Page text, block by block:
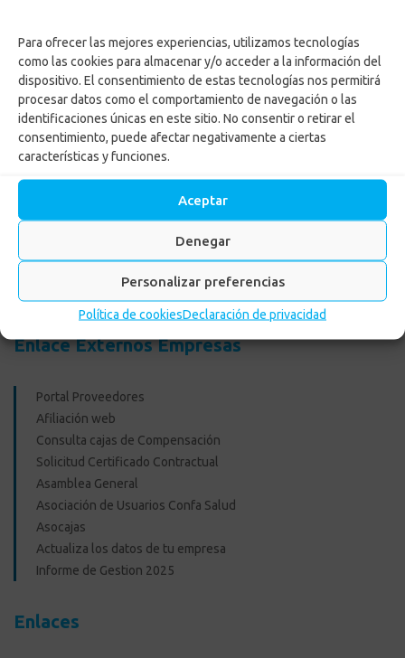
Para ofrecer las mejores experiencias, utilizamos tecnologías
como las cookies para almacenar y/o acceder a la información del
dispositivo. El consentimiento de estas tecnologías nos permitirá
procesar datos como el comportamiento de navegación o las
identificaciones únicas en este sitio. No consentir o retirar el
consentimiento, puede afectar negativamente a ciertas
características y funciones.
Aceptar
Denegar
Personalizar preferencias
Política de cookiesDeclaración de privacidad
PQRSF: tu opinión es importante
Asopagos
Trabaja con nosotros
Agencia de Gestión y Colocación de Empleo
Política tratamiento de datos
Aviso de Privacidad
Cumplimiento normas y recomendaciones para uso de Centros
Autorización tratamiento y uso de datos menores
Enlace Externos Empresas
Portal Proveedores
Afiliación web
Consulta cajas de Compensación
Solicitud Certificado Contractual
Asamblea General
Asociación de Usuarios Confa Salud
Asocajas
Actualiza los datos de tu empresa
Informe de Gestion 2025
Enlaces